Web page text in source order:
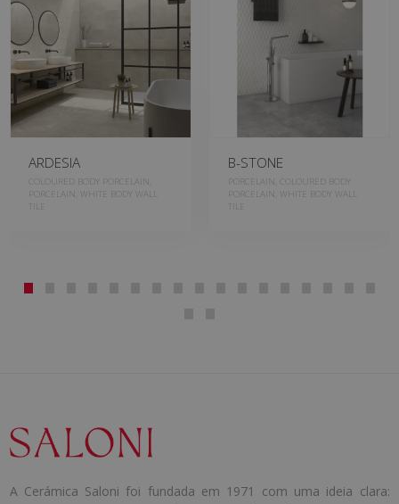
ARDESIA
COLOURED BODY PORCELAIN,
PORCELAIN, WHITE BODY WALL
TILE
B-STONE
PORCELAIN, COLOURED BODY
PORCELAIN, WHITE BODY WALL
TILE
A Cerámica Saloni foi fundada em 1971 com uma ideia clara: